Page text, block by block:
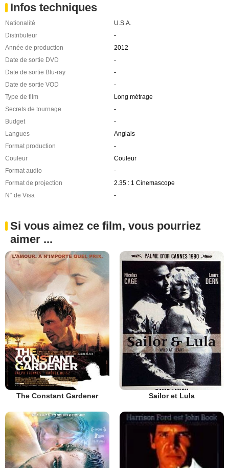
Infos techniques
Nationalité
U.S.A.
Distributeur
-
Année de production
2012
Date de sortie DVD
-
Date de sortie Blu-ray
-
Date de sortie VOD
-
Type de film
Long métrage
Secrets de tournage
-
Budget
-
Langues
Anglais
Format production
-
Couleur
Couleur
Format audio
-
Format de projection
2.35 : 1 Cinemascope
N° de Visa
-
Si vous aimez ce film, vous pourriez
aimer ...
The Constant Gardener Sailor et Lula